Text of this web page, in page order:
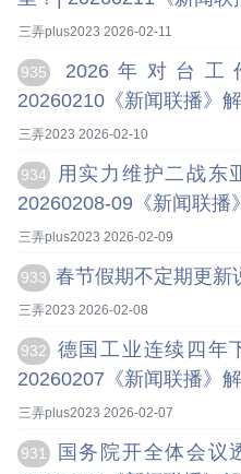
三弄plus2023 2026-02-11
935
2026年对台
20260210《新闻联播》
三弄2023 2026-02-10
934
用实力维护二战东
20260208-09《新闻联播
三弄plus2023 2026-02-09
933 春节假期不定期更新
三弄2023 2026-02-08
932
德国工业连续四年
20260207《新闻联播》
三弄plus2023 2026-02-07
931
国务院开全体会议